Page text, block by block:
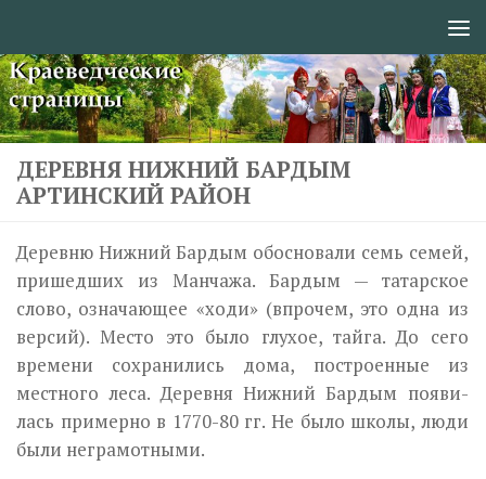
ДЕРЕВНЯ НИЖНИЙ БАРДЫМ
АРТИНСКИЙ РАЙОН
Деревню Нижний Бардым обосновали семь семей,
пришедших из Манчажа. Бардым — татарское
слово, означающее «ходи» (впрочем, это одна из
версий). Место это было глухое, тайга. До сего
времени сохранились дома, построенные из
местного леса. Деревня Нижний Бардым появи­
лась примерно в 1770-80 гг. Не было школы, люди
были неграмотными.